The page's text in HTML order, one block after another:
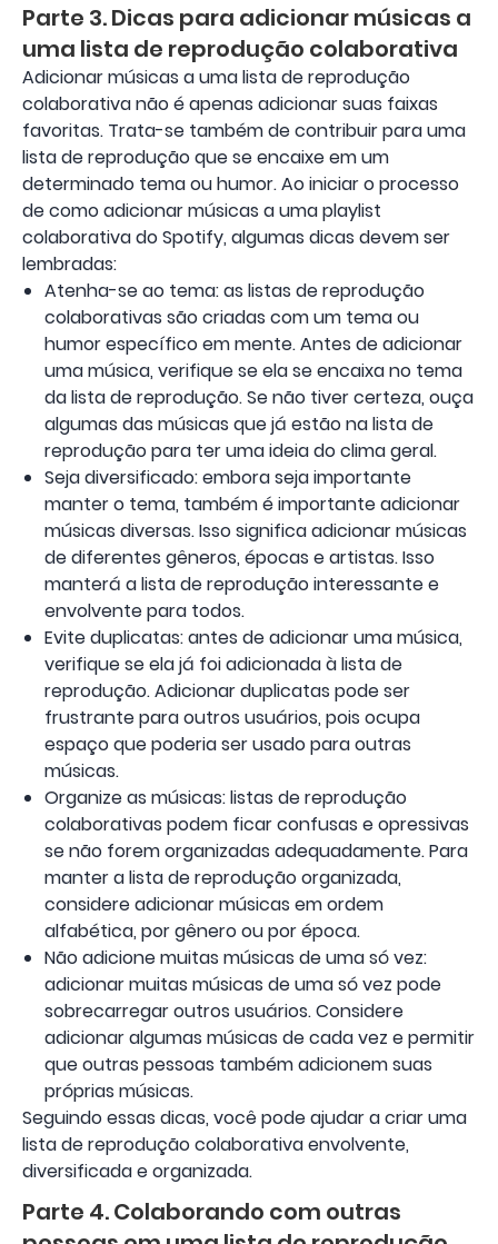
Parte 3. Dicas para adicionar músicas a
uma lista de reprodução colaborativa
Adicionar músicas a uma lista de reprodução
colaborativa não é apenas adicionar suas faixas
favoritas. Trata-se também de contribuir para uma
lista de reprodução que se encaixe em um
determinado tema ou humor. Ao iniciar o processo
de como adicionar músicas a uma playlist
colaborativa do Spotify, algumas dicas devem ser
lembradas:
Atenha-se ao tema: as listas de reprodução
colaborativas são criadas com um tema ou
humor específico em mente. Antes de adicionar
uma música, verifique se ela se encaixa no tema
da lista de reprodução. Se não tiver certeza, ouça
algumas das músicas que já estão na lista de
reprodução para ter uma ideia do clima geral.
Seja diversificado: embora seja importante
manter o tema, também é importante adicionar
músicas diversas. Isso significa adicionar músicas
de diferentes gêneros, épocas e artistas. Isso
manterá a lista de reprodução interessante e
envolvente para todos.
Evite duplicatas: antes de adicionar uma música,
verifique se ela já foi adicionada à lista de
reprodução. Adicionar duplicatas pode ser
frustrante para outros usuários, pois ocupa
espaço que poderia ser usado para outras
músicas.
Organize as músicas: listas de reprodução
colaborativas podem ficar confusas e opressivas
se não forem organizadas adequadamente. Para
manter a lista de reprodução organizada,
considere adicionar músicas em ordem
alfabética, por gênero ou por época.
Não adicione muitas músicas de uma só vez:
adicionar muitas músicas de uma só vez pode
sobrecarregar outros usuários. Considere
adicionar algumas músicas de cada vez e permitir
que outras pessoas também adicionem suas
próprias músicas.
Seguindo essas dicas, você pode ajudar a criar uma
lista de reprodução colaborativa envolvente,
diversificada e organizada.
Parte 4. Colaborando com outras